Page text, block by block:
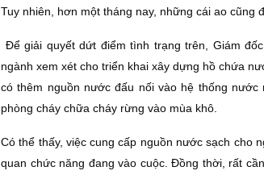
Tuy nhiên, hơn một tháng nay, những cái ao
Ðể giải quyết dứt điểm tình trạng trên, Giám
ngành xem xét cho triển khai xây dựng hồ chứa
có thêm nguồn nước đấu nối vào hệ thống
phòng cháy chữa cháy rừng vào mùa khô.
Có thể thấy, việc cung cấp nguồn nước sạch cho
quan chức năng đang vào cuộc. Ðồng thời, rất